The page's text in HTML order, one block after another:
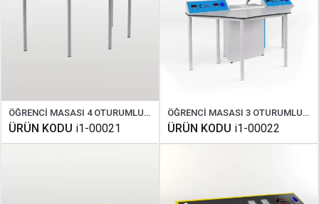
ÖĞRENCİ MASASI 4 OTURUMLU COMPAKT
ÜRÜN KODU i1-00021
ÖĞRENCİ MASASI 3 OTURUMLU COMPAKT
ÜRÜN KODU i1-00022